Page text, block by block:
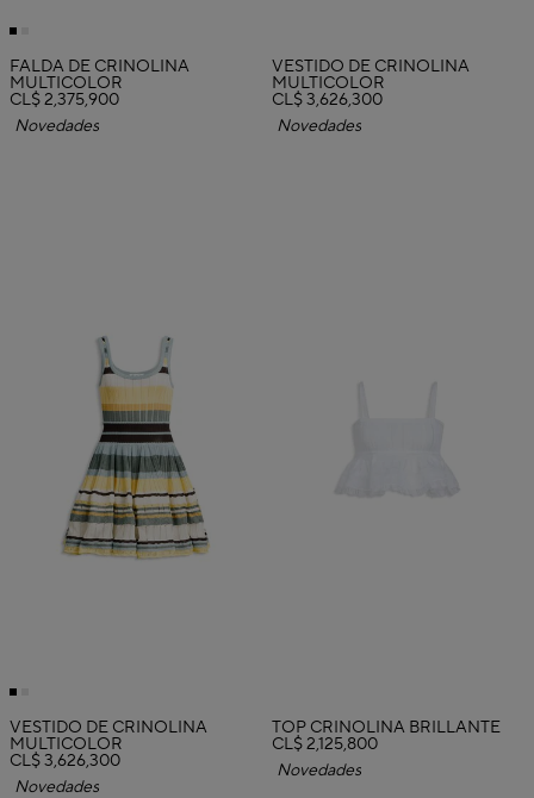
FALDA DE CRINOLINA
MULTICOLOR
CL$ 2,375,900
Novedades
VESTIDO DE CRINOLINA
MULTICOLOR
CL$ 3,626,300
Novedades
VESTIDO DE CRINOLINA
MULTICOLOR
CL$ 3,626,300
Novedades
TOP CRINOLINA BRILLANTE
CL$ 2,125,800
Novedades